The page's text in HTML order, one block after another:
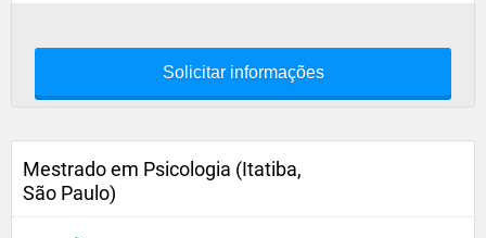
Solicitar informações
Mestrado em Psicologia (Itatiba,
São Paulo)